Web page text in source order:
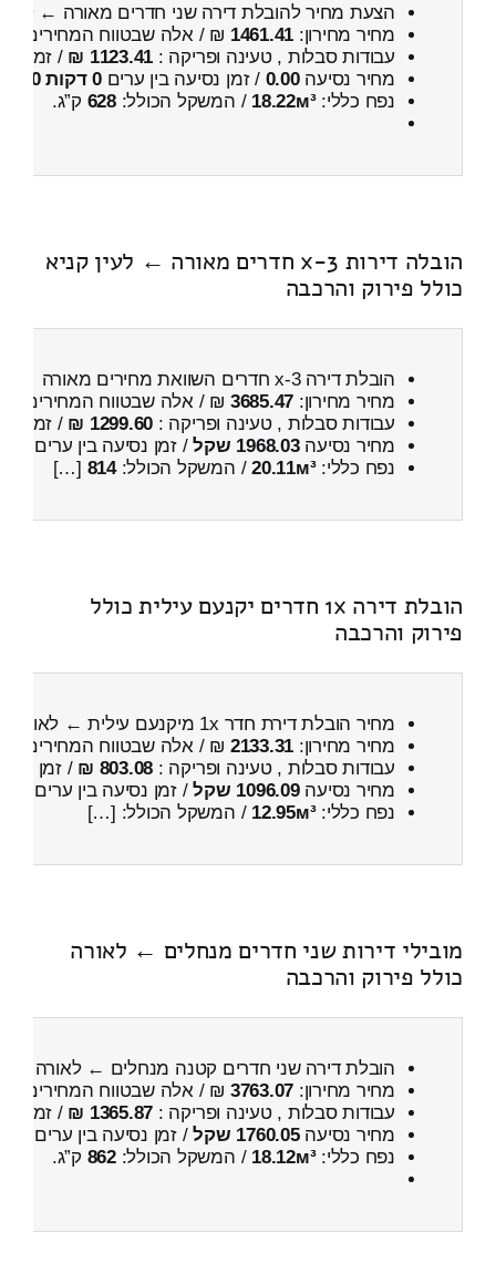
הצעת מחיר להובלת דירה שני חדרים מאורה ←
מחיר מחירון: 1461.41 ₪ / אלה שבטווח המחירים
עבודות סבלות , טעינה ופריקה : 1123.41 ₪ / זמן :
מחיר נסיעה0.00 / זמן נסיעה בין ערים0 דקות 0 שניות
נפח כללי:18.22м³ / המשקל הכולל:628 ק”ג.
הובלה דירות 3-x חדרים מאורה ← לעין קניא
כולל פירוק והרכבה
הובלת דירה 3-x חדרים השוואת מחירים מאורה ← לעין קניא
מחיר מחירון: 3685.47 ₪ / אלה שבטווח המחירים
עבודות סבלות , טעינה ופריקה : 1299.60 ₪ / זמן :
מחיר נסיעה1968.03 שקל / זמן נסיעה בין ערים
נפח כללי:20.11м³/ המשקל הכולל:814
[…]
הובלת דירה 1x חדרים יקנעם עילית כולל
פירוק והרכבה
מחיר הובלת דירת חדר 1x מיקנעם עילית ← לאורה
מחיר מחירון: 2133.31 ₪ / אלה שבטווח המחירים
עבודות סבלות , טעינה ופריקה : 803.08 ₪ / זמן :
מחיר נסיעה1096.09 שקל / זמן נסיעה בין ערים
נפח כללי:12.95м³ / המשקל הכולל: […]
מובילי דירות שני חדרים מנחלים ← לאורה
כולל פירוק והרכבה
הובלת דירה שני חדרים קטנה מנחלים ← לאורה
מחיר מחירון: 3763.07 ₪ / אלה שבטווח המחירים
עבודות סבלות , טעינה ופריקה : 1365.87 ₪ / זמן :
מחיר נסיעה1760.05 שקל / זמן נסיעה בין ערים
נפח כללי:18.12м³ / המשקל הכולל:862 ק”ג.